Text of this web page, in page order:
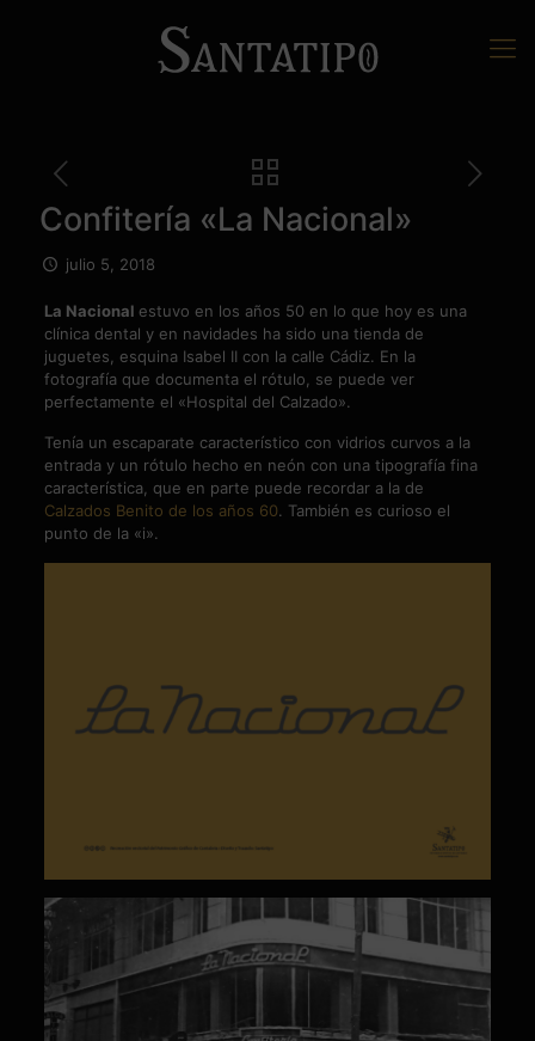
Confitería «La Nacional»
julio 5, 2018
La Nacional estuvo en los años 50 en lo que hoy es una
clínica dental y en navidades ha sido una tienda de
juguetes, esquina Isabel II con la calle Cádiz. En la
fotografía que documenta el rótulo, se puede ver
perfectamente el «Hospital del Calzado».
Tenía un escaparate característico con vidrios curvos a la
entrada y un rótulo hecho en neón con una tipografía fina
característica, que en parte puede recordar a la de
Calzados Benito de los años 60. También es curioso el
punto de la «i».